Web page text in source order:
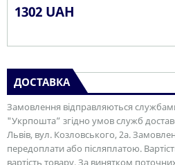
1302 UAH
ДОСТАВКА
Замовлення відправляються
"Укрпошта” згідно умов служб
Львів, вул. Козловського, 2а.
передоплати або післяплатою.
вартість товару. За винятком